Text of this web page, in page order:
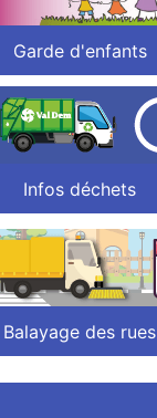
Garde d'enfants
Infos déchets
Balayage des rues